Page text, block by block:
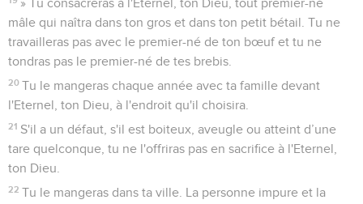
» Tu consacreras à l'Eternel, ton Dieu, tout premier-né
mâle qui naîtra dans ton gros et dans ton petit bétail. Tu ne
travailleras pas avec le premier-né de ton bœuf et tu ne
tondras pas le premier-né de tes brebis.
20 Tu le mangeras chaque année avec ta famille devant
l'Eternel, ton Dieu, à l'endroit qu'il choisira.
21 S'il a un défaut, s'il est boiteux, aveugle ou atteint d’une
tare quelconque, tu ne l'offriras pas en sacrifice à l'Eternel,
ton Dieu.
22 Tu le mangeras dans ta ville. La personne impure et la